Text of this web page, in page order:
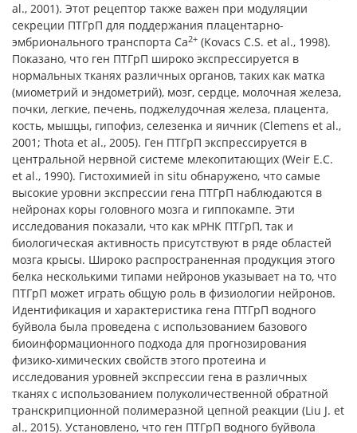
al., 2001). Этот рецептор также важен при модуляции
секреции ПТГрП для поддержания плацентарно-
эмбрионального транспорта Ca2+ (Kovacs C.S. et al., 1998).
Показано, что ген ПТГрП широко экспрессируется в
нормальных тканях различных органов, таких как матка
(миометрий и эндометрий), мозг, сердце, молочная железа,
почки, легкие, печень, поджелудочная железа, плацента,
кость, мышцы, гипофиз, селезенка и яичник (Clemens et al.,
2001; Thota et al., 2005). Ген ПТГрП экспрессируется в
центральной нервной системе млекопитающих (Weir E.C.
et al., 1990). Гистохимией in situ обнаружено, что самые
высокие уровни экспрессии гена ПТГрП наблюдаются в
нейронах коры головного мозга и гиппокампе. Эти
исследования показали, что как мРНК ПТГрП, так и
биологическая активность присутствуют в ряде областей
мозга крысы. Широко распространенная продукция этого
белка несколькими типами нейронов указывает на то, что
ПТГрП может играть общую роль в физиологии нейронов.
Идентификация и характеристика гена ПТГрП водного
буйвола была проведена c использованием базового
биоинформационного подхода для прогнозирования
физико-химических свойств этого протеина и
исследования уровней экспрессии гена в различных
тканях с использованием полуколичественной обратной
транскрипционной полимеразной цепной реакции (Liu J. et
al., 2015). Установлено, что ген ПТГрП водного буйвола